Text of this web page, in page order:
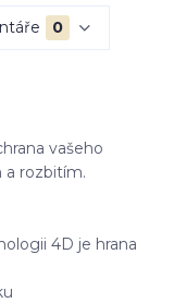
0
vašeho
a rozbitím.
4D je hrana